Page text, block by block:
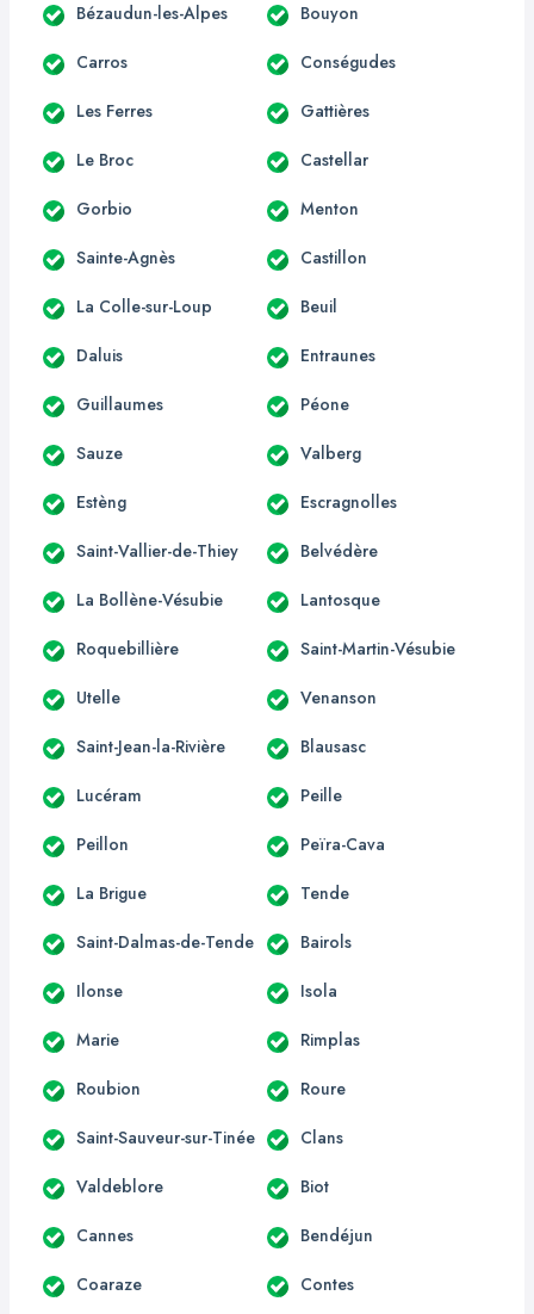
Bézaudun-les-Alpes Bouyon
Carros Conségudes
Les Ferres Gattières
Le Broc Castellar
Gorbio Menton
Sainte-Agnès Castillon
La Colle-sur-Loup Beuil
Daluis Entraunes
Guillaumes Péone
Sauze Valberg
Estèng Escragnolles
Saint-Vallier-de-Thiey Belvédère
La Bollène-Vésubie Lantosque
Roquebillière Saint-Martin-Vésubie
Utelle Venanson
Saint-Jean-la-Rivière Blausasc
Lucéram Peille
Peillon Peïra-Cava
La Brigue Tende
Saint-Dalmas-de-Tende Bairols
Ilonse Isola
Marie Rimplas
Roubion Roure
Saint-Sauveur-sur-Tinée Clans
Valdeblore Biot
Cannes Bendéjun
Coaraze Contes